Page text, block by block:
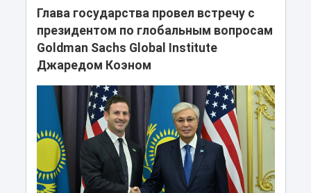
Глава государства провел встречу с
президентом по глобальным вопросам
Goldman Sachs Global Institute
Джаредом Коэном